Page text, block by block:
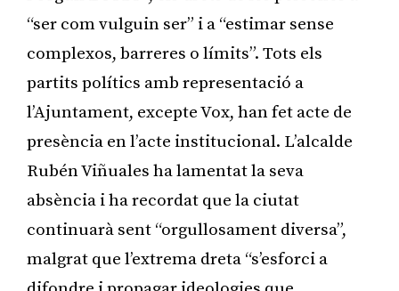
“ser com vulguin ser” i a “estimar sense
complexos, barreres o límits”. Tots els
partits polítics amb representació a
l’Ajuntament, excepte Vox, han fet acte de
presència en l’acte institucional. L’alcalde
Rubén Viñuales ha lamentat la seva
absència i ha recordat que la ciutat
continuarà sent “orgullosament diversa”,
malgrat que l’extrema dreta “s’esforci a